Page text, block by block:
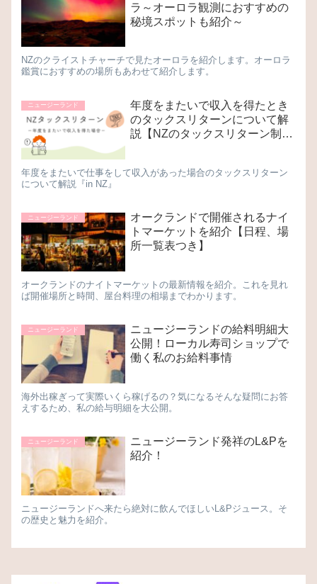
ラ～オーロラ観測におすすめの
秘境スポットも紹介～
NZのクライストチャーチで見たオーロラを紹介します。オーロラ
鑑賞におすすめの場所もあわせて紹介します。
ニュージーランド
年度をまたいで収入を得たとき
のタックスリターンについて解
説【NZのタックスリターン制
年度をまたいで仕事をして収入があった場合のタックスリターン
について解説『in NZ』
ニュージーランド
オークランドで開催されるナイ
トマーケットを紹介【日程、場
所一覧表つき】
オークランドのナイトマーケットの最新情報を紹介。これを見れ
ば開催場所と時間、屋台料理の相場までわかります。
ニュージーランド
ニュージーランドの給料明細大
公開！ローカル寿司ショップで
働く私のお給料事情
海外出稼ぎって実際いくら稼げるの？気になるそんな疑問にお答
えするため、私の給与明細を大公開。
ニュージーランド
ニュージーランド発祥のL&Pを
紹介！
ニュージーランドへ来たら絶対に飲んでほしいL&Pジュース。そ
の歴史と魅力を紹介。